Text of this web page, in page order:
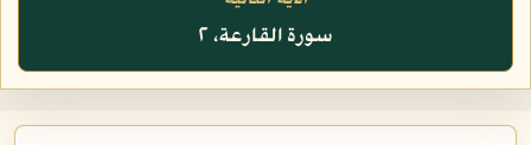
سورة القارعة، ٢